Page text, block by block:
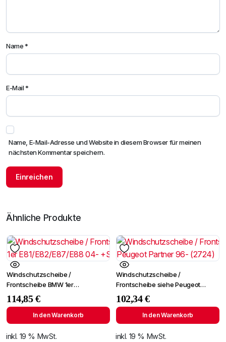
Name*
E-Mail*
Name, E-Mail-Adresse und Website in diesem Browser für meinen
nächsten Kommentar speichern.
Ähnliche Produkte
Windschutzscheibe /
Frontscheibe BMW 1er
E81/E82/E87/E88 04-
+Spiegelhalter
114,85€
In den Warenkorb
inkl. 19 % MwSt.
Windschutzscheibe /
Frontscheibe siehe Peugeot
Partner 96- (2724)
102,34€
In den Warenkorb
inkl. 19 % MwSt.